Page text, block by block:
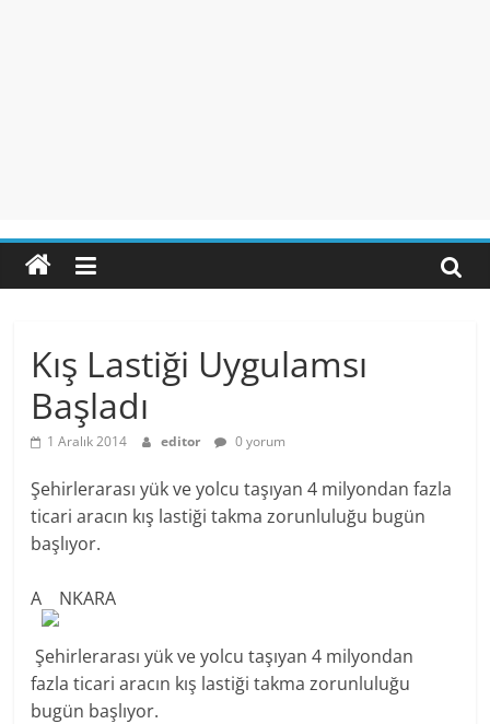
Kış Lastiği Uygulamsı
Başladı
1 Aralık 2014 editor 0 yorum
Şehirlerarası yük ve yolcu taşıyan 4 milyondan fazla
ticari aracın kış lastiği takma zorunluluğu bugün
başlıyor.
A NKARA
Şehirlerarası yük ve yolcu taşıyan 4 milyondan
fazla ticari aracın kış lastiği takma zorunluluğu
bugün başlıyor.